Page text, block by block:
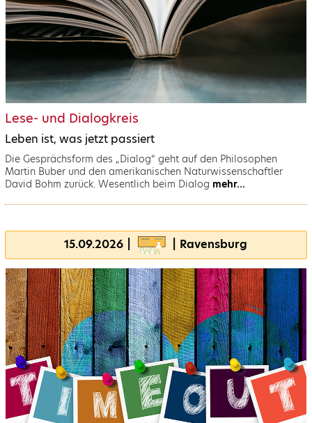
Lese- und Dialogkreis
Leben ist, was jetzt passiert
Die Gesprächsform des „Dialog“ geht auf den Philosophen
Martin Buber und den amerikanischen Naturwissenschaftler
David Bohm zurück. Wesentlich beim Dialog mehr...
15.09.2026 | | Ravensburg